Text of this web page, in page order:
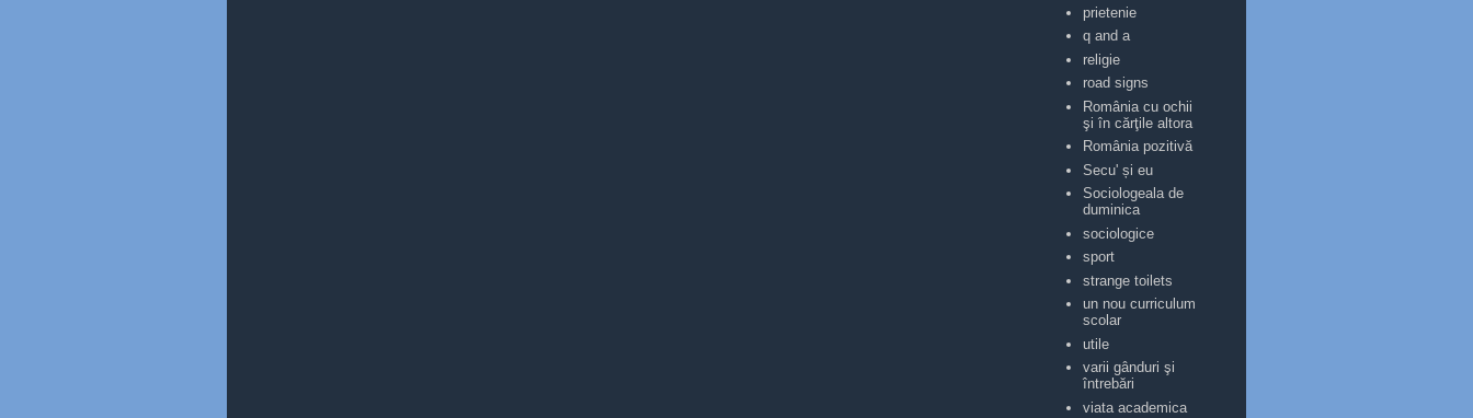
prietenie
q and a
religie
road signs
România cu ochii
şi în cărţile altora
România pozitivă
Secu' și eu
Sociologeala de
duminica
sociologice
sport
strange toilets
un nou curriculum
scolar
utile
varii gânduri şi
întrebări
viata academica